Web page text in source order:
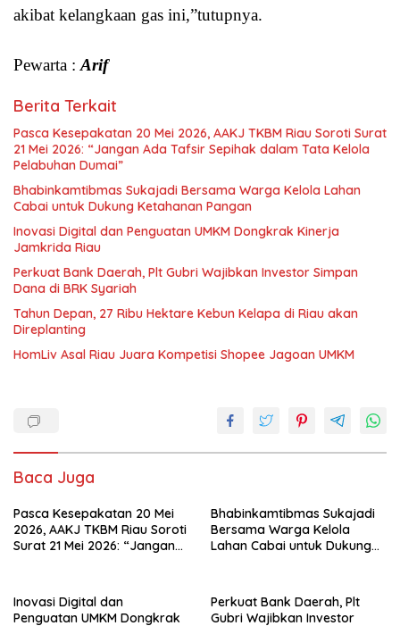
akibat kelangkaan gas ini,”tutupnya.
Pewarta : Arif
Berita Terkait
Pasca Kesepakatan 20 Mei 2026, AAKJ TKBM Riau Soroti Surat
21 Mei 2026: “Jangan Ada Tafsir Sepihak dalam Tata Kelola
Pelabuhan Dumai”
Bhabinkamtibmas Sukajadi Bersama Warga Kelola Lahan
Cabai untuk Dukung Ketahanan Pangan
Inovasi Digital dan Penguatan UMKM Dongkrak Kinerja
Jamkrida Riau
Perkuat Bank Daerah, Plt Gubri Wajibkan Investor Simpan
Dana di BRK Syariah
Tahun Depan, 27 Ribu Hektare Kebun Kelapa di Riau akan
Direplanting
HomLiv Asal Riau Juara Kompetisi Shopee Jagoan UMKM
Baca Juga
Pasca Kesepakatan 20 Mei
2026, AAKJ TKBM Riau Soroti
Surat 21 Mei 2026: “Jangan
Dumai”
Bhabinkamtibmas Sukajadi
Bersama Warga Kelola
Lahan Cabai untuk Dukung
Inovasi Digital dan
Penguatan UMKM Dongkrak
Perkuat Bank Daerah, Plt
Gubri Wajibkan Investor